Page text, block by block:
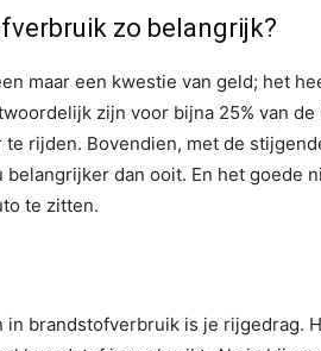
zo belangrijk?
maar een kwestie van geld; het
zijn voor bijna 25% van
rijden. Bovendien, met de
dan ooit. En het goede
te zitten.
in brandstofverbruik is je rijgedrag.